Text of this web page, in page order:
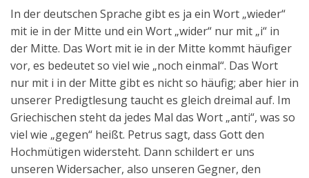
In der deutschen Sprache gibt es ja ein Wort „wieder“
mit ie in der Mitte und ein Wort „wider“ nur mit „i“ in
der Mitte. Das Wort mit ie in der Mitte kommt häufiger
vor, es bedeutet so viel wie „noch einmal“. Das Wort
nur mit i in der Mitte gibt es nicht so häufig; aber hier in
unserer Predigtlesung taucht es gleich dreimal auf. Im
Griechischen steht da jedes Mal das Wort „anti“, was so
viel wie „gegen“ heißt. Petrus sagt, dass Gott den
Hochmütigen widersteht. Dann schildert er uns
unseren Widersacher, also unseren Gegner, den